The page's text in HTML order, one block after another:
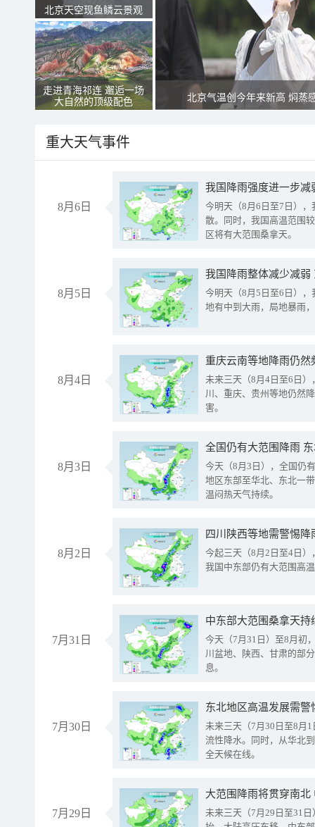
北京天空现鱼鳞云景观
走进青海祁连 邂逅一场
大自然的顶级配色
北京气温创今年来新高 焖蒸
重大天气事件
8月6日
今明天（8月6日至7日）
散。同时，我国高温范围
区将有大范围桑拿天。
8月5日
我国降雨整体减少减弱
今明天（8月5日至6日）
地有中到大雨，局地暴雨
8月4日
重庆云南等地降雨仍然
未来三天（8月4日至6日
川、重庆、贵州等地仍然
害。
8月3日
全国仍有大范围降雨
今天（8月3日），全国仍
地区东部至华北、东北一
温闷热天气持续。
8月2日
今起三天（8月2日至4日
我国中东部仍有大范围高
7月31日
中东部大范围桑拿天
今天（7月31日）至8月初
川盆地、陕西、甘肃的部
息。
7月30日
东北地区高温发展需
未来三天（7月30日至8月
流性降水。同时，从华北
全天候在线。
7月29日
大范围降雨将贯穿南
未来三天（7月29日至31